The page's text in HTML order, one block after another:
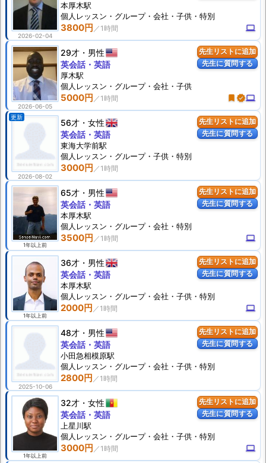
2026-02-04
3800円 computer
本厚木駅
個人 レッスン ・グループ・会社・子供・特別
先生リストに追加
先生に質問する
2026-06-05
29才 男性
5000円 turned_inverifiedcomputer
英会話・英語
厚木駅
個人 レッスン ・グループ・会社・子供
先生リストに追加
先生に質問する
更新
2026-08-02
56才 女性
3000円
英会話・英語
東海大学前駅
個人 レッスン ・グループ・子供・特別
先生リストに追加
先生に質問する
1年以上前
65才 男性
3500円 computer
英会話・英語
本厚木駅
個人 レッスン ・グループ・会社・特別
先生リストに追加
先生に質問する
1年以上前
36才 男性
2000円 computer
英会話・英語
本厚木駅
個人 レッスン ・グループ・会社・子供・特別
先生リストに追加
先生に質問する
2025-10-06
48才 男性
2800円
英会話・英語
小田急相模原駅
個人 レッスン ・グループ・会社・子供・特別
先生リストに追加
先生に質問する
1年以上前
32才 女性
3000円 computer
英会話・英語
上星川駅
個人 レッスン ・グループ・会社・子供・特別